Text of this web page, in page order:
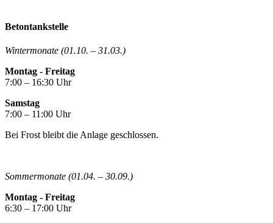
Betontankstelle
Wintermonate (01.10. – 31.03.)
Montag - Freitag
7:00 – 16:30 Uhr
Samstag
7:00 – 11:00 Uhr
Bei Frost bleibt die Anlage geschlossen.
Sommermonate (01.04. – 30.09.)
Montag - Freitag
6:30 – 17:00 Uhr